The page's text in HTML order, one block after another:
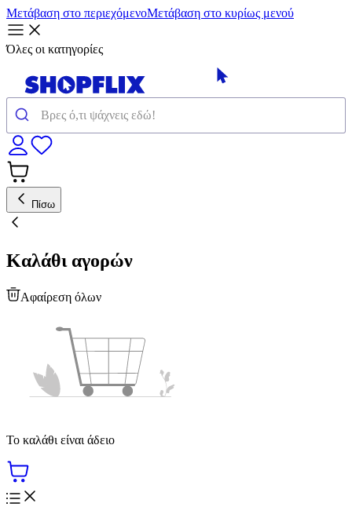
Μετάβαση στο περιεχόμενοΜετάβαση στο κυρίως μενού
Όλες οι κατηγορίες
Πίσω
Καλάθι αγορών
Αφαίρεση όλων
Το καλάθι είναι άδειο